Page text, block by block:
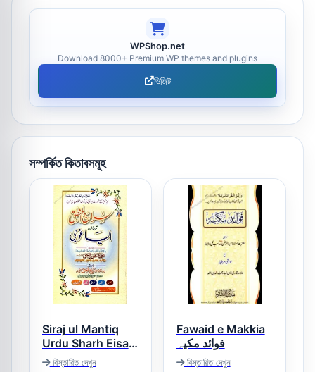
WPShop.net
Download 8000+ Premium WP themes and plugins
ভিজিট
সম্পর্কিত কিতাবসমূহ
Siraj ul Mantiq
Urdu Sharh Eisa
Ghoji سراج المنطق
বিস্তারিত দেখুন
Fawaid e Makkia
فوائد مکیہ
বিস্তারিত দেখুন